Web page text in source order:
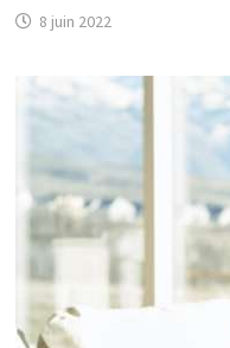
8 juin 2022